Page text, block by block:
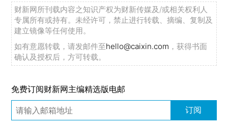
财新网所刊载内容之知识产权为财新传媒及/或相关权利人
专属所有或持有。未经许可，禁止进行转载、摘编、复制及
建立镜像等任何使用。
如有意愿转载，请发邮件至hello@caixin.com ，获得书面
确认及授权后，方可转载。
免费订阅财新网主编精选版电邮
订阅